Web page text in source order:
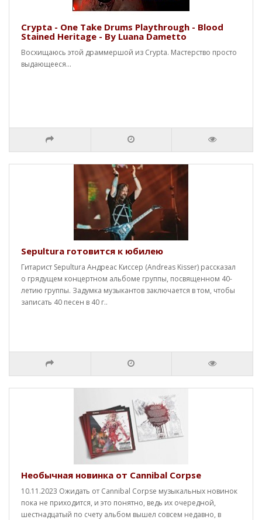
Crypta - One Take Drums Playthrough - Blood
Stained Heritage - By Luana Dametto
Восхищаюсь этой драммершой из Crypta. Мастерство просто
выдающееся...
Sepultura готовится к юбилею
Гитарист Sepultura Андреас Киссер (Andreas Kisser) рассказал
о грядущем концертном альбоме группы, посвященном 40-
летию группы. Задумка музыкантов заключается в том, чтобы
записать 40 песен в 40 г..
Необычная новинка от Cannibal Corpse
10.11.2023 Ожидать от Cannibal Corpse музыкальных новинок
пока не приходится, и это понятно, ведь их очередной,
шестнадцатый по счету альбом вышел совсем недавно, в